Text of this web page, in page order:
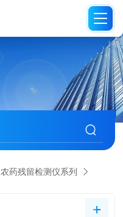
农药残留检测仪系列